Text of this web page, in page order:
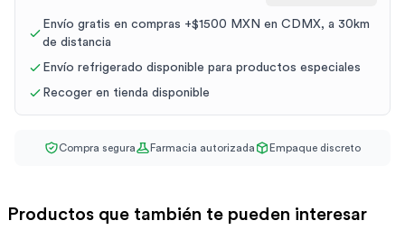
Envío gratis en compras +$1500 MXN en CDMX, a 30km
de distancia
Envío refrigerado disponible para productos especiales
Recoger en tienda disponible
Compra segura Farmacia autorizada Empaque discreto
Productos que también te pueden interesar